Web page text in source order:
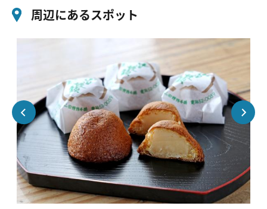
周辺にあるスポット